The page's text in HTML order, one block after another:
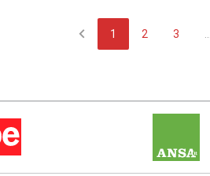
chevron_left 1 2 3